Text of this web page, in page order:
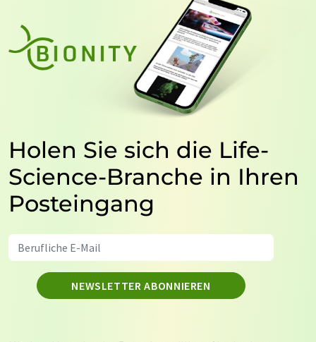
Holen Sie sich die Life-
Science-Branche in Ihren
Posteingang
NEWSLETTER ABONNIEREN